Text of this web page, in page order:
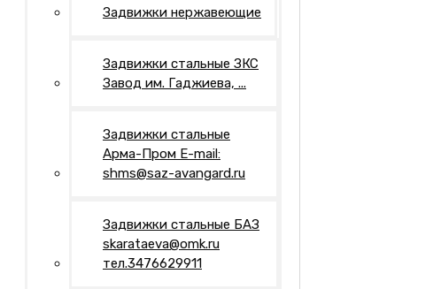
Задвижки нержавеющие
Задвижки стальные ЗКС
Завод им. Гаджиева, ...
Задвижки стальные
Арма-Пром E-mail:
shms@saz-avangard.ru
Задвижки стальные БАЗ
skarataeva@omk.ru
тел.3476629911